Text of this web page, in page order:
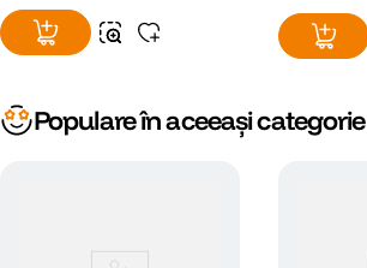
Populare în aceeași categorie